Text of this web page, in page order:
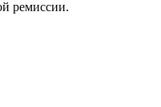
ремиссии.